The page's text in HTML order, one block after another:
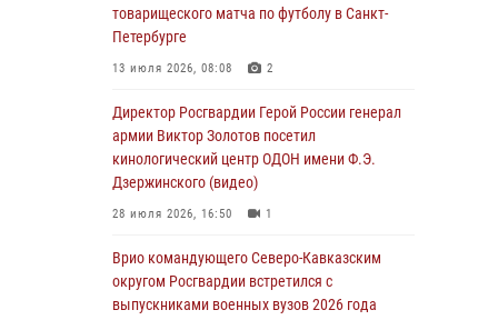
Росгвардии юным динамовцам
Свердловской области
05 августа 2026, 13:50
В столице росгвардейцы задержали мужчину,
устроившего дебош в букмекерской конторе
(видео)
05 августа 2026, 13:25
Росгвардии задержаны подозреваемые в
мошенничестве под видом оказания
оздоровительных услуг (видео)
товарищеского матча по футболу в Санкт-
Петербурге
13 июля 2026, 08:08 2
Директор Росгвардии Герой России генерал
армии Виктор Золотов посетил
кинологический центр ОДОН имени Ф.Э.
Дзержинского (видео)
28 июля 2026, 16:50 1
Врио командующего Северо-Кавказским
округом Росгвардии встретился с
выпускниками военных вузов 2026 года